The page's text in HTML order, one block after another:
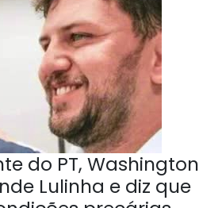
do PT, Washington
Lulinha e diz que